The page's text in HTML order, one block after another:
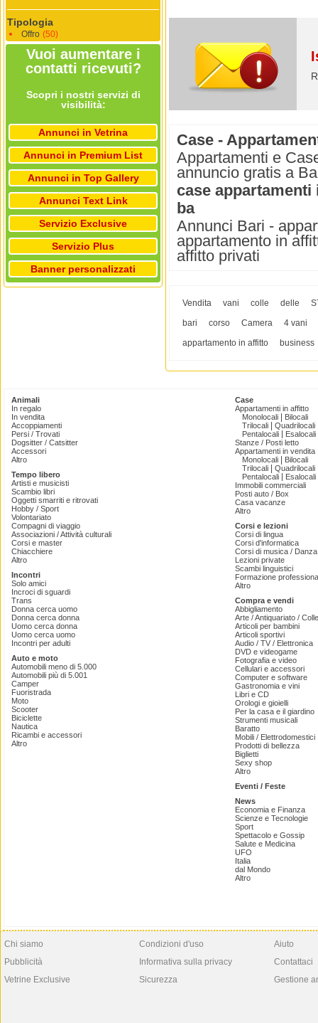
Tipologia
Offro (50)
Vuoi aumentare i
contatti ricevuti?
Scopri i nostri servizi di
visibilità:
Annunci in Vetrina
Annunci in Premium List
Annunci in Top Gallery
Annunci Text Link
Servizio Exclusive
Servizio Plus
Banner personalizzati
Case -
Appartamenti e
annuncio gratis a
case appartamenti
ba
Annunci Bari -
appartamento in
affitto privati
Vendita vani colle delle
bari
corso Camera
4 vani
appartamento in affitto
business
Animali
In regalo
In vendita
Accoppiamenti
Persi / Trovati
Dogsitter / Catsitter
Accessori
Altro
Tempo libero
Artisti e musicisti
Scambio libri
Oggetti smarriti e ritrovati
Hobby / Sport
Volontariato
Compagni di viaggio
Associazioni / Attività culturali
Corsi e master
Chiacchiere
Altro
Incontri
Solo amici
Incroci di sguardi
Trans
Donna cerca uomo
Donna cerca donna
Uomo cerca donna
Uomo cerca uomo
Incontri per adulti
Auto e moto
Automobili meno di 5.000
Automobili più di 5.001
Camper
Fuoristrada
Moto
Scooter
Biciclette
Nautica
Ricambi e accessori
Altro
Case
Appartamenti in affitto
Monolocali
Bilocali
Trilocali
Quadrilocali
Pentalocali
Esalocali
Stanze / Posti letto
Appartamenti in vendita
Monolocali
Bilocali
Trilocali
Quadrilocali
Pentalocali
Esalocali
Immobili commerciali
Posti auto / Box
Casa vacanze
Altro
Corsi e lezioni
Corsi di lingua
Corsi d'informatica
Corsi di musica /
Lezioni private
Scambi linguistici
Formazione
Altro
Compra e vendi
Abbigliamento
Arte / Antiquariato /
Articoli per bambini
Articoli sportivi
Audio / TV / Elettronica
DVD e videogame
Fotografia e video
Cellulari e accessori
Computer e software
Gastronomia e vini
Libri e CD
Orologi e gioielli
Per la casa e il giardino
Strumenti musicali
Baratto
Mobili / Elettrodomestici
Prodotti di bellezza
Biglietti
Sexy shop
Altro
Eventi / Feste
News
Economia e Finanza
Scienze e Tecnologie
Sport
Spettacolo e Gossip
Salute e Medicina
UFO
Italia
dal Mondo
Altro
Chi siamo
Pubblicità
Vetrine Exclusive
Condizioni d'uso
Informativa sulla privacy
Sicurezza
Aiuto
Contattaci
Gestione